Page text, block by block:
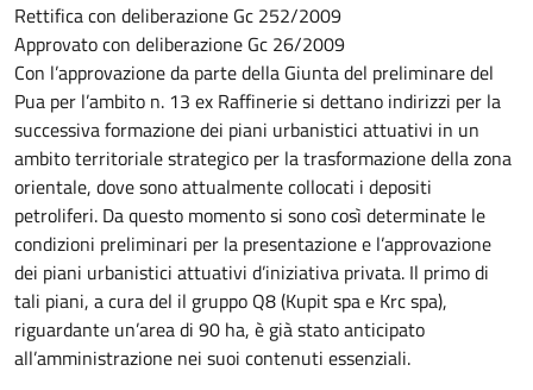
Rettifica con deliberazione Gc 252/2009
Approvato con deliberazione Gc 26/2009
Con l’approvazione da parte della Giunta del preliminare del
Pua per l’ambito n. 13 ex Raffinerie si dettano indirizzi per la
successiva formazione dei piani urbanistici attuativi in un
ambito territoriale strategico per la trasformazione della zona
orientale, dove sono attualmente collocati i depositi
petroliferi. Da questo momento si sono così determinate le
condizioni preliminari per la presentazione e l’approvazione
dei piani urbanistici attuativi d’iniziativa privata. Il primo di
tali piani, a cura del il gruppo Q8 (Kupit spa e Krc spa),
riguardante un’area di 90 ha, è già stato anticipato
all’amministrazione nei suoi contenuti essenziali.